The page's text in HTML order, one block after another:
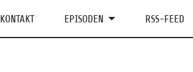
KONTAKT EPISODEN RSS-FEED